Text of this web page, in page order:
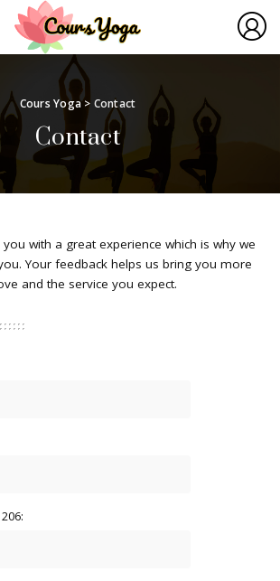
Cours Yoga> Contact
Contact
with a great experience which is why we
Your feedback helps us bring you more
and the service you expect.